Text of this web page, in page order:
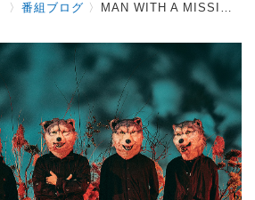
〉番組ブログ 〉 MAN WITH A MISSION Jean-Ken Johnnyさんの「今」を表す３つの言葉